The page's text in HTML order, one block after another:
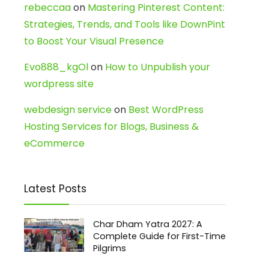
rebeccaaon Mastering Pinterest Content:
Strategies, Trends, and Tools like DownPint
to Boost Your Visual Presence
Evo888_kgOlon How to Unpublish your
wordpress site
webdesign serviceon Best WordPress
Hosting Services for Blogs, Business &
eCommerce
Latest Posts
Char Dham Yatra 2027: A
Complete Guide for First-Time
Pilgrims